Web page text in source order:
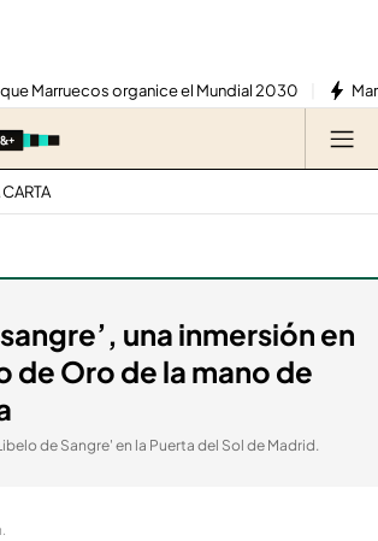
que Marruecos organice el Mundial 2030
CARTA
una inmersión en
de Oro de la mano de
de Sangre' en la Puerta del Sol de Madrid.